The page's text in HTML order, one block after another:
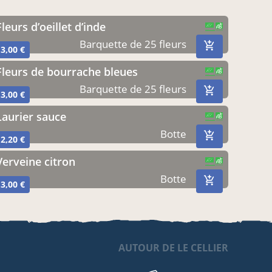
Fleurs d’oeillet d’inde
3,00 € Barquette de 25 fleurs
Fleurs de bourrache bleues
3,00 € Barquette de 25 fleurs
Laurier sauce
2,20 € Botte
Verveine citron
3,00 € Botte
AUTOUR DE LE CELLIER